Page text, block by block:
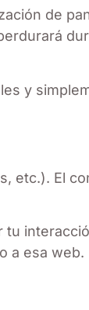
de
y
etc.). El
tu
a esa web.